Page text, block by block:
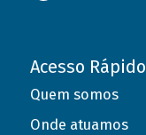
Acesso Rápido
Quem somos
Onde atuamos